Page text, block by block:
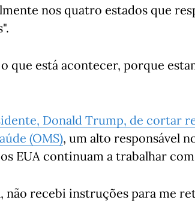
nos quatro estados que
que está acontecer, porque
Donald Trump, de cortar
(OMS), um alto responsável
EUA continuam a trabalhar com
não recebi instruções para me